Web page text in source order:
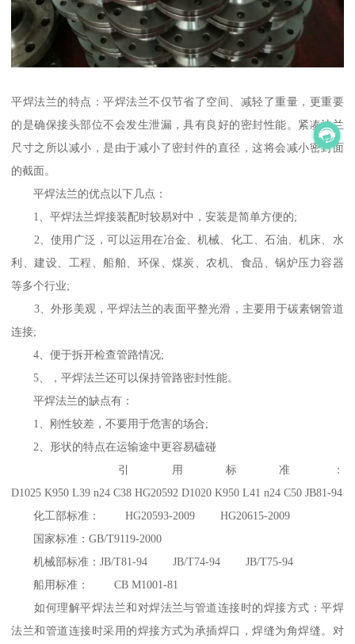
平焊法兰的特点：平焊法兰不仅节省了空间、减轻了重量，更重要
的是确保接头部位不会发生泄漏，具有良好的密封性能。紧凑法兰
尺寸之所以减小，是由于减小了密封件的直径，这将会减小密封面
的截面。
平焊法兰的优点以下几点：
1、平焊法兰焊接装配时较易对中，安装是简单方便的;
2、使用广泛，可以运用在冶金、机械、化工、石油、机床、水
利、建设、工程、船舶、环保、煤炭、农机、食品、锅炉压力容器
等多个行业;
3、外形美观，平焊法兰的表面平整光滑，主要用于碳素钢管道
连接;
4、便于拆开检查管路情况;
5、，平焊法兰还可以保持管路密封性能。
平焊法兰的缺点有：
1、刚性较差，不要用于危害的场合;
2、形状的特点在运输途中更容易磕碰
引用标准：
D1025 K950 L39 n24 C38 HG20592 D1020 K950 L41 n24 C50 JB81-94
化工部标准： HG20593-2009 HG20615-2009
国家标准：GB/T9119-2000
机械部标准：JB/T81-94 JB/T74-94 JB/T75-94
船用标准： CB M1001-81
如何理解平焊法兰和对焊法兰与管道连接时的焊接方式：平焊
法兰和管道连接时采用的焊接方式为承插焊口，焊缝为角焊缝。对